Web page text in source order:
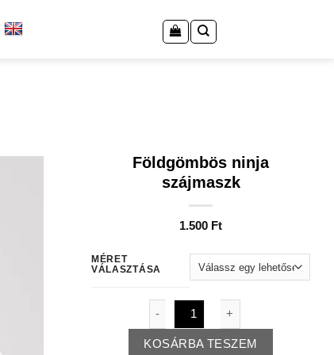
Földgömbös ninja
szájmaszk
1.500 Ft
MÉRET
VÁLASZTÁSA
Földgömbös ninja szájmaszk
KOSÁRBA TESZEM